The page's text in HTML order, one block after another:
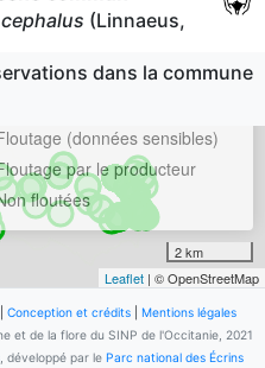
(Linnaeus,
en
soleil
gibbosus(Linnaeus,
en
Fiche espèce
(Linnaeus, 1758)
dans la commune
(données sensibles)
par le producteur
floutées
2 km
Leaflet | © OpenStreetMap
Conception et crédits| Mentions légales
et de la flore du SINP de l'Occitanie, 2021
, développé par le Parc national des Écrins